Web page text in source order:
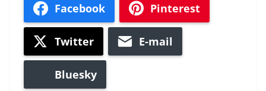
Facebook Pinterest
Twitter E-mail
Bluesky